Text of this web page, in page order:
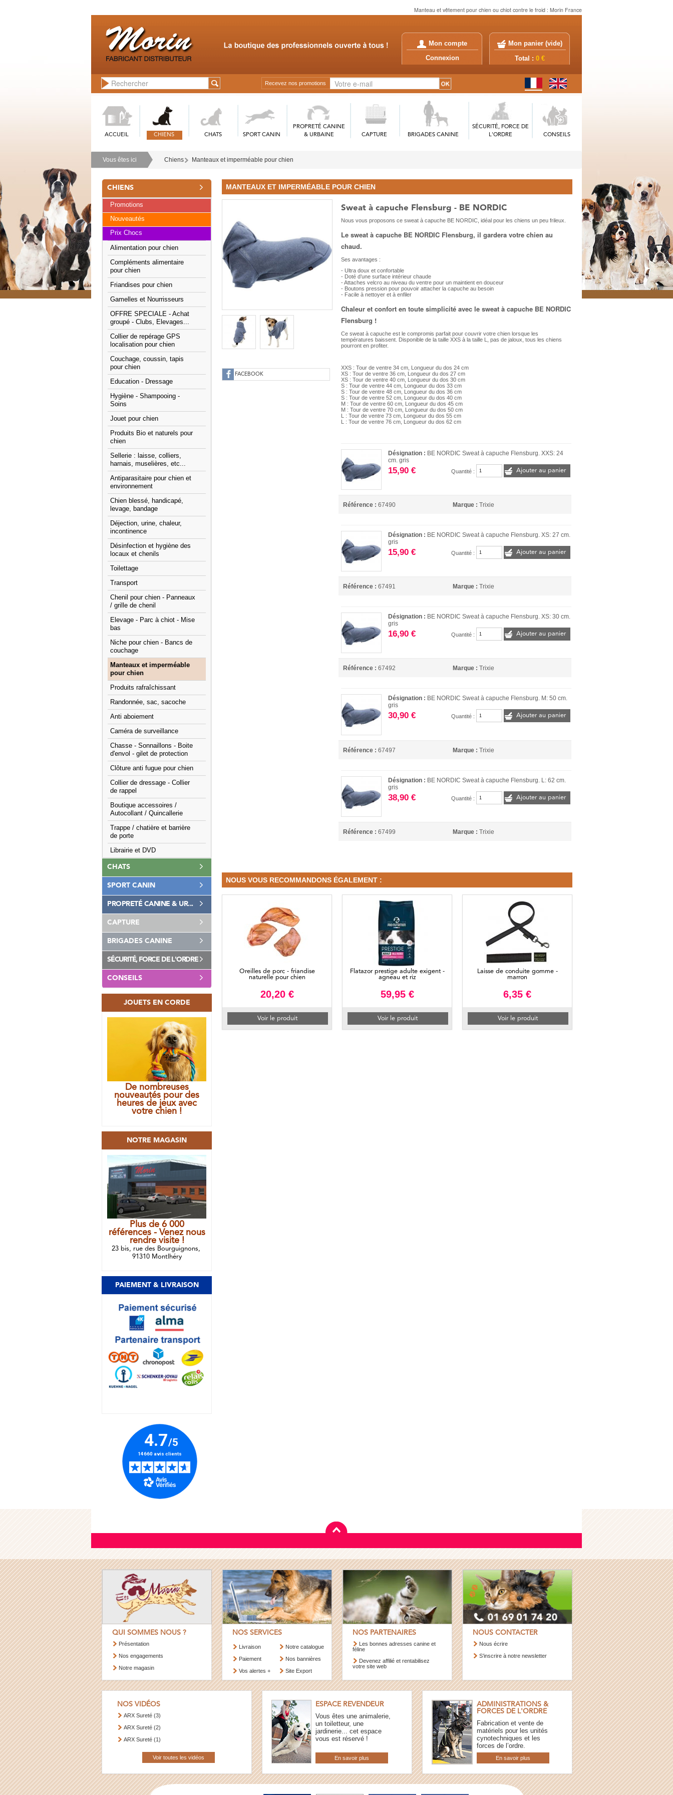
Manteau et vêtement pour chien ou chiot contre le froid : Morin France
Mon compte
Connexion
Mon panier (vide)
Total : 0 €
Recevez nos promotions
ACCUEIL CHIENS CHATS SPORT CANIN
PROPRETÉ CANINE
& URBAINE
CAPTURE BRIGADES CANINE
SÉCURITÉ, FORCE DE
L'ORDRE
CONSEILS
Vous êtes ici Chiens Manteaux et imperméable pour chien
CHIENS
Promotions
Nouveautés
Prix Chocs
Alimentation pour chien
Compléments alimentaire
pour chien
Friandises pour chien
Gamelles et Nourrisseurs
OFFRE SPECIALE - Achat
groupé - Clubs, Elevages...
Collier de repérage GPS
localisation pour chien
Couchage, coussin, tapis
pour chien
Education - Dressage
Hygiène - Shampooing -
Soins
Jouet pour chien
Produits Bio et naturels pour
chien
Sellerie : laisse, colliers,
harnais, muselières, etc...
Antiparasitaire pour chien et
environnement
Chien blessé, handicapé,
levage, bandage
Déjection, urine, chaleur,
incontinence
Désinfection et hygiène des
locaux et chenils
Toilettage
Transport
Chenil pour chien - Panneaux
/ grille de chenil
Elevage - Parc à chiot - Mise
bas
Niche pour chien - Bancs de
couchage
Manteaux et imperméable
pour chien
Produits rafraîchissant
Randonnée, sac, sacoche
Anti aboiement
Caméra de surveillance
Chasse - Sonnaillons - Boite
d'envol - gilet de protection
Clôture anti fugue pour chien
Collier de dressage - Collier
de rappel
Boutique accessoires /
Autocollant / Quincallerie
Trappe / chatière et barrière
de porte
Librairie et DVD
CHATS
SPORT CANIN
PROPRETÉ CANINE & UR...
CAPTURE
BRIGADES CANINE
SÉCURITÉ, FORCE DE L'ORDRE
CONSEILS
JOUETS EN CORDE
De nombreuses
nouveautés pour des
heures de jeux avec
votre chien !
NOTRE MAGASIN
Plus de 6 000
références - Venez nous
rendre visite !
23 bis, rue des Bourguignons,
91310 Montlhéry
PAIEMENT & LIVRAISON
MANTEAUX ET IMPERMÉABLE POUR CHIEN
FACEBOOK
Sweat à capuche Flensburg - BE NORDIC
Nous vous proposons ce sweat à capuche BE NORDIC, idéal pour les chiens un peu frileux.
Le sweat à capuche BE NORDIC Flensburg, il gardera votre chien au
chaud.
Ses avantages :
- Ultra doux et confortable
- Doté d’une surface intérieur chaude
- Attaches velcro au niveau du ventre pour un maintient en douceur
- Boutons pression pour pouvoir attacher la capuche au besoin
- Facile à nettoyer et à enfiler
Chaleur et confort en toute simplicité avec le sweat à capuche BE NORDIC
Flensburg !
Ce sweat à capuche est le compromis parfait pour couvrir votre chien lorsque les
températures baissent. Disponible de la taille XXS à la taille L, pas de jaloux, tous les chiens
pourront en profiter.
XXS : Tour de ventre 34 cm, Longueur du dos 24 cm
XS : Tour de ventre 36 cm, Longueur du dos 27 cm
XS : Tour de ventre 40 cm, Longueur du dos 30 cm
S : Tour de ventre 44 cm, Longueur du dos 33 cm
S : Tour de ventre 48 cm, Longueur du dos 36 cm
S : Tour de ventre 52 cm, Longueur du dos 40 cm
M : Tour de ventre 60 cm, Longueur du dos 45 cm
M : Tour de ventre 70 cm, Longueur du dos 50 cm
L : Tour de ventre 73 cm, Longueur du dos 55 cm
L : Tour de ventre 76 cm, Longueur du dos 62 cm
Désignation : BE NORDIC Sweat à capuche Flensburg. XXS: 24
cm. gris
15,90 € Quantité : Ajouter au panier
Référence : 67490 Marque : Trixie
Désignation : BE NORDIC Sweat à capuche Flensburg. XS: 27 cm.
gris
15,90 € Quantité : Ajouter au panier
Référence : 67491 Marque : Trixie
Désignation : BE NORDIC Sweat à capuche Flensburg. XS: 30 cm.
gris
16,90 € Quantité : Ajouter au panier
Référence : 67492 Marque : Trixie
Désignation : BE NORDIC Sweat à capuche Flensburg. M: 50 cm.
gris
30,90 € Quantité : Ajouter au panier
Référence : 67497 Marque : Trixie
Désignation : BE NORDIC Sweat à capuche Flensburg. L: 62 cm.
gris
38,90 € Quantité : Ajouter au panier
Référence : 67499 Marque : Trixie
NOUS VOUS RECOMMANDONS ÉGALEMENT :
Oreilles de porc - friandise
naturelle pour chien
20,20 €
Voir le produit
Flatazor prestige adulte exigent -
agneau et riz
59,95 €
Voir le produit
Laisse de conduite gomme -
marron
6,35 €
Voir le produit
QUI SOMMES NOUS ?
Présentation
Nos engagements
Notre magasin
NOS SERVICES
Livraison
Paiement
Vos alertes +
Notre catalogue
Nos bannières
Site Export
NOS PARTENAIRES
Les bonnes adresses canine et
féline
Devenez affilié et rentabilisez
votre site web
NOUS CONTACTER
Nous écrire
S’inscrire à notre newsletter
NOS VIDÉOS
ARX Sureté (3)
ARX Sureté (2)
ARX Sureté (1)
Voir toutes les vidéos
ESPACE REVENDEUR
Vous êtes une animalerie,
un toiletteur, une
jardinerie... cet espace
vous est réservé !
En savoir plus
ADMINISTRATIONS &
FORCES DE L'ORDRE
Fabrication et vente de
matériels pour les unités
cynotechniques et les
forces de l’ordre.
En savoir plus